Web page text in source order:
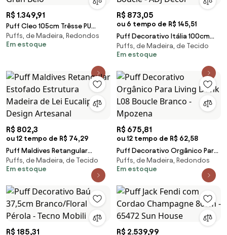
R$ 1.349,91
Puff Cleo 105cm Trêsse PU
Sintético Branco G15 - Gran
Belo
Puffs, de Madeira, Redondos
Em estoque
R$ 873,05
ou 6 tempo de R$ 145,51
Puff Decorativo Itália 100cm
Sala Escritorio Luxo Bouclé - ADJ
Decor
Puffs, de Madeira, de Tecido
Em estoque
R$ 802,3
ou 12 tempo de R$ 74,29
Puff Maldives Retangular
Estofado Estrutura Madeira de
Lei Eucalipto Design Artesanal
Puffs, de Madeira, de Tecido
Em estoque
R$ 675,81
ou 12 tempo de R$ 62,58
Puff Decorativo Orgânico Para
Living Donk L08 Boucle Branco -
Mpozena
Puffs, de Madeira, Redondos
Em estoque
R$ 185,31 R$ 2.539,99